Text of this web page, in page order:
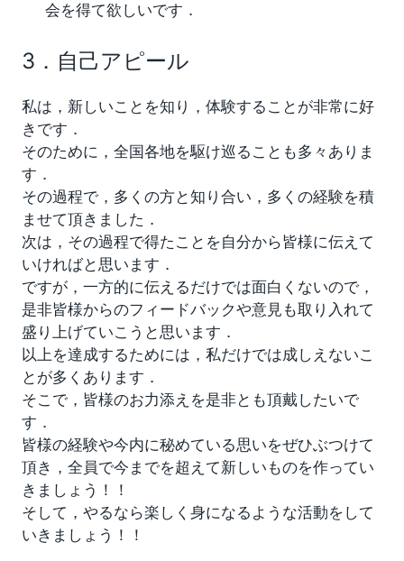
会を得て欲しいです．
3．自己アピール
私は，新しいことを知り，体験することが非常に好
きです．
そのために，全国各地を駆け巡ることも多々ありま
す．
その過程で，多くの方と知り合い，多くの経験を積
ませて頂きました．
次は，その過程で得たことを自分から皆様に伝えて
いければと思います．
ですが，一方的に伝えるだけでは面白くないので，
是非皆様からのフィードバックや意見も取り入れて
盛り上げていこうと思います．
以上を達成するためには，私だけでは成しえないこ
とが多くあります．
そこで，皆様のお力添えを是非とも頂戴したいで
す．
皆様の経験や今内に秘めている思いをぜひぶつけて
頂き，全員で今までを超えて新しいものを作ってい
きましょう！！
そして，やるなら楽しく身になるような活動をして
いきましょう！！